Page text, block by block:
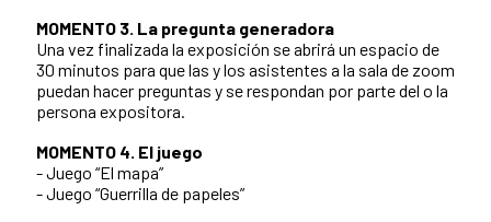
MOMENTO 3. La pregunta generadora
Una vez finalizada la exposición se abrirá un espacio de
30 minutos para que las y los asistentes a la sala de zoom
puedan hacer preguntas y se respondan por parte del o la
persona expositora.
MOMENTO 4. El juego
- Juego “El mapa”
- Juego “Guerrilla de papeles”